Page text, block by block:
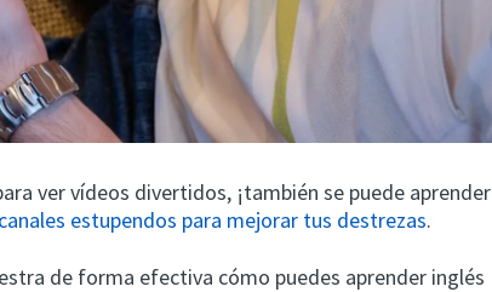
ver vídeos divertidos, ¡también se puede aprender
estupendos para mejorar tus destrezas.
de forma efectiva cómo puedes aprender inglés